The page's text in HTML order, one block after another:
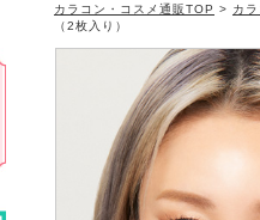
カラコン・コスメ通販TOP > カ
（2枚入り）